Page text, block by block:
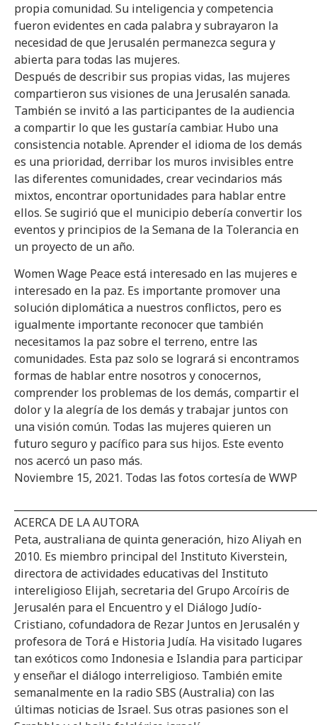
propia comunidad. Su inteligencia y competencia
fueron evidentes en cada palabra y subrayaron la
necesidad de que Jerusalén permanezca segura y
abierta para todas las mujeres.
Después de describir sus propias vidas, las mujeres
compartieron sus visiones de una Jerusalén sanada.
También se invitó a las participantes de la audiencia
a compartir lo que les gustaría cambiar. Hubo una
consistencia notable. Aprender el idioma de los demás
es una prioridad, derribar los muros invisibles entre
las diferentes comunidades, crear vecindarios más
mixtos, encontrar oportunidades para hablar entre
ellos. Se sugirió que el municipio debería convertir los
eventos y principios de la Semana de la Tolerancia en
un proyecto de un año.
Women Wage Peace está interesado en las mujeres e
interesado en la paz. Es importante promover una
solución diplomática a nuestros conflictos, pero es
igualmente importante reconocer que también
necesitamos la paz sobre el terreno, entre las
comunidades. Esta paz solo se logrará si encontramos
formas de hablar entre nosotros y conocernos,
comprender los problemas de los demás, compartir el
dolor y la alegría de los demás y trabajar juntos con
una visión común. Todas las mujeres quieren un
futuro seguro y pacífico para sus hijos. Este evento
nos acercó un paso más.
Noviembre 15, 2021. Todas las fotos cortesía de WWP
ACERCA DE LA AUTORA
Peta, australiana de quinta generación, hizo Aliyah en
2010. Es miembro principal del Instituto Kiverstein,
directora de actividades educativas del Instituto
intereligioso Elijah, secretaria del Grupo Arcoíris de
Jerusalén para el Encuentro y el Diálogo Judío-
Cristiano, cofundadora de Rezar Juntos en Jerusalén y
profesora de Torá e Historia Judía. Ha visitado lugares
tan exóticos como Indonesia e Islandia para participar
y enseñar el diálogo interreligioso. También emite
semanalmente en la radio SBS (Australia) con las
últimas noticias de Israel. Sus otras pasiones son el